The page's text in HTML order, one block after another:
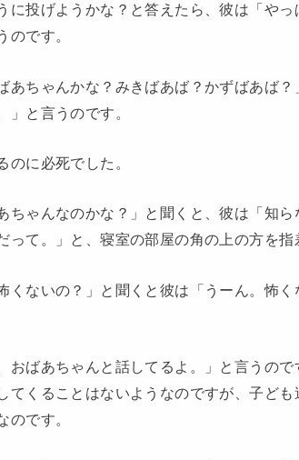
に投げようかな？と答えたら、彼は「や
のです。
あちゃんかな？みきばあば？かずばあば
」と言うのです。
のに必死でした。
ちゃんなのかな？」と聞くと、彼は「知
って。」と、寝室の部屋の角の上の方を指
くないの？」と聞くと彼は「うーん。怖
おばあちゃんと話してるよ。」と言うの
てくることはないようなのですが、子ども
のです。